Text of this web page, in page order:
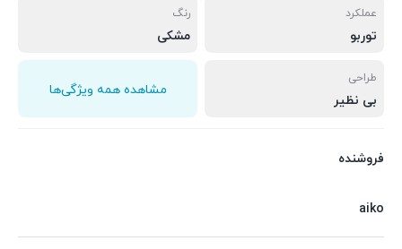
عملکرد
توربو
رنگ
مشکی
طراحی
بی نظیر
مشاهده همه ویژگی‌ها
فروشنده
aiko